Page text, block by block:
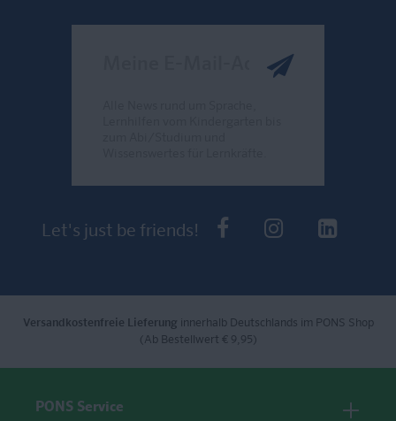
Let's just be friends! PONS beiPONS bei
Versandkostenfreie Lieferung innerhalb Deutschlands im PONS Shop
(Ab Bestellwert € 9,95)
PONS Service